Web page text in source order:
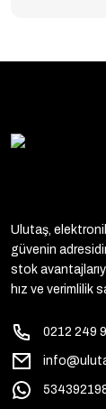
Ulutaş,
güvenin
stok
hız ve verimlilik
0212 249